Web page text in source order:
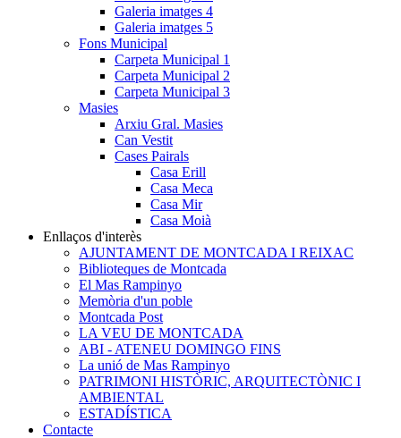
Galeria imatges 4
Galeria imatges 5
Fons Municipal
Carpeta Municipal 1
Carpeta Municipal 2
Carpeta Municipal 3
Masies
Arxiu Gral. Masies
Can Vestit
Cases Pairals
Casa Erill
Casa Meca
Casa Mir
Casa Moià
Enllaços d'interès
AJUNTAMENT DE MONTCADA I REIXAC
Biblioteques de Montcada
El Mas Rampinyo
Memòria d'un poble
Montcada Post
LA VEU DE MONTCADA
ABI - ATENEU DOMINGO FINS
La unió de Mas Rampinyo
PATRIMONI HISTÒRIC, ARQUITECTÒNIC I
AMBIENTAL
ESTADÍSTICA
Contacte